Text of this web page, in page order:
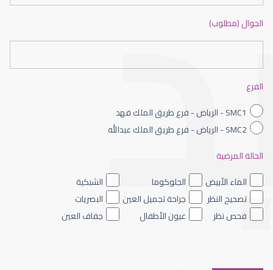
ضعف نظر الاطفال
ضعف نظر العين اليسرى
الجوال (مطلوب)
الفرع
SMC1 - الرياض - فرع طريق الملك فهد
SMC2 - الرياض - فرع طريق الملك عبدالله
الحالة المرضية
الماء الأبيض
الجلوكوما
الشبكية
تصحيح النظر
جراحة تجميل العين
البصريات
فحص نظر
عيون الأطفال جفاف العين